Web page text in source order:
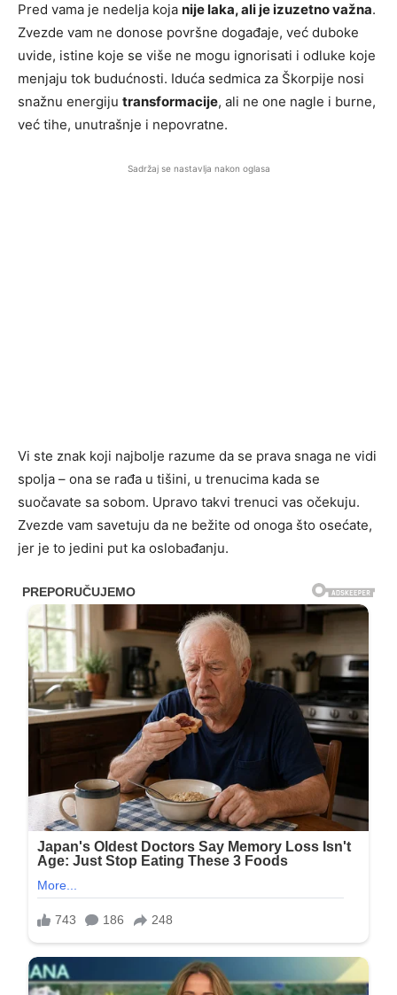
Pred vama je nedelja koja nije laka, ali je izuzetno važna.
Zvezde vam ne donose površne događaje, već duboke
uvide, istine koje se više ne mogu ignorisati i odluke koje
menjaju tok budućnosti. Iduća sedmica za Škorpije nosi
snažnu energiju transformacije, ali ne one nagle i burne,
već tihe, unutrašnje i nepovratne.
Sadržaj se nastavlja nakon oglasa
Vi ste znak koji najbolje razume da se prava snaga ne vidi
spolja – ona se rađa u tišini, u trenucima kada se
suočavate sa sobom. Upravo takvi trenuci vas očekuju.
Zvezde vam savetuju da ne bežite od onoga što osećate,
jer je to jedini put ka oslobađanju.